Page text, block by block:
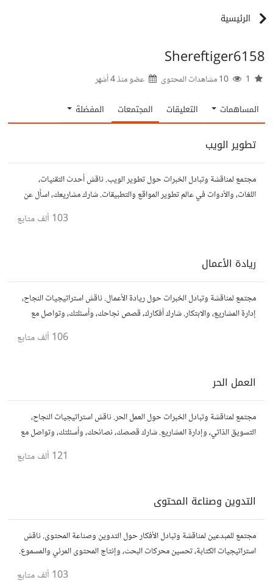
الرئيسية
Shereftiger6158
عضو منذ4 أشهر
المساهمات التعليقات المجتمعات المفضلة
تطوير الويب
مجتمع لمناقشة وتبادل الخبرات حول تطوير الويب. ناقش أحدث التقنيات،
اللغات، والأدوات في عالم تطوير المواقع والتطبيقات. شارك مشاريعك، اسأل عن
103 ألف متابع
ريادة الأعمال
مجتمع لمناقشة وتبادل الخبرات حول ريادة الأعمال. ناقش استراتيجيات النجاح،
إدارة المشاريع، والابتكار. شارك أفكارك، قصص نجاحك، وأسئلتك، وتواصل مع
106 ألف متابع
العمل الحر
مجتمع لمناقشة وتبادل الخبرات حول العمل الحر. ناقش استراتيجيات النجاح،
التسويق الذاتي، وإدارة المشاريع. شارك قصصك، نصائحك، وأسئلتك، وتواصل مع
121 ألف متابع
التدوين وصناعة المحتوى
مجتمع للمبدعين لمناقشة وتبادل الأفكار حول التدوين وصناعة المحتوى. ناقش
استراتيجيات الكتابة، تحسين محركات البحث، وإنتاج المحتوى المرئي والمسموع.
103 ألف متابع